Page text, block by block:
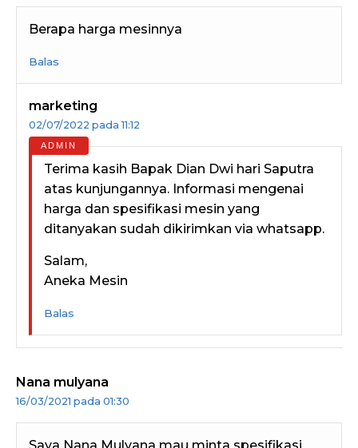
Berapa harga mesinnya
Balas
marketing
02/07/2022 pada 11:12
Terima kasih Bapak Dian Dwi hari Saputra
atas kunjungannya. Informasi mengenai
harga dan spesifikasi mesin yang
ditanyakan sudah dikirimkan via whatsapp.
Salam,
Aneka Mesin
Balas
Nana mulyana
16/03/2021 pada 01:30
Saya Nana Mulyana mau minta spesifikasi